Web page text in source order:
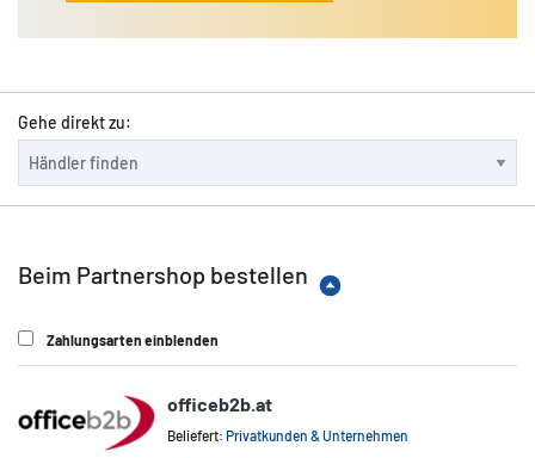
Gehe direkt zu:
Beim Partnershop bestellen
Zahlungsarten einblenden
officeb2b.at
Beliefert:Privatkunden & Unternehmen